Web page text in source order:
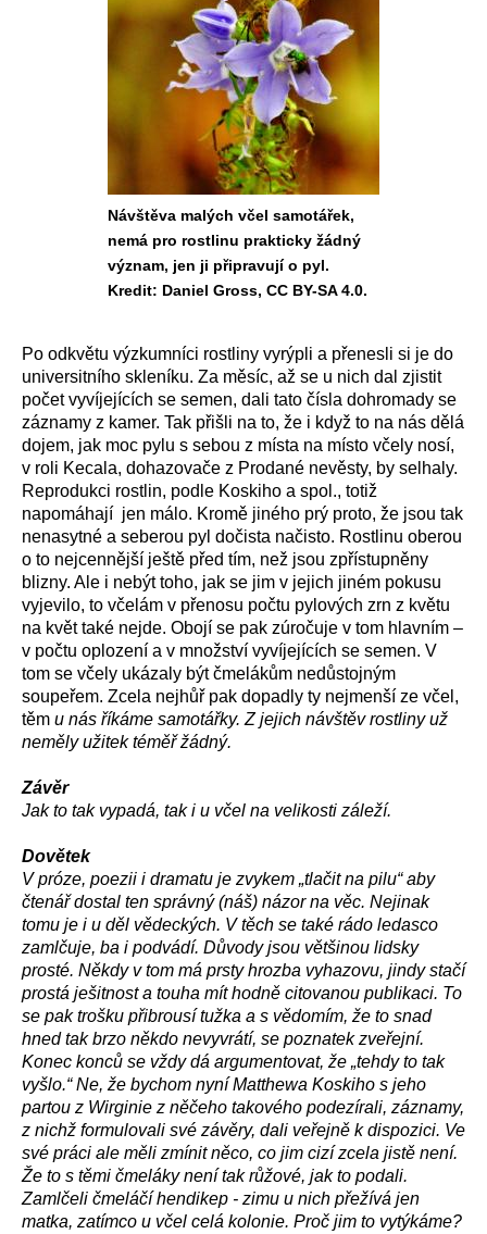
Návštěva malých včel samotářek,
nemá pro rostlinu prakticky žádný
význam, jen ji připravují o pyl.
Kredit: Daniel Gross, CC BY-SA 4.0.
Po odkvětu výzkumníci rostliny vyrýpli a přenesli si je do
universitního skleníku. Za měsíc, až se u nich dal zjistit
počet vyvíjejících se semen, dali tato čísla dohromady se
záznamy z kamer. Tak přišli na to, že i když to na nás dělá
dojem, jak moc pylu s sebou z místa na místo včely nosí,
v roli Kecala, dohazovače z Prodané nevěsty, by selhaly.
Reprodukci rostlin, podle Koskiho a spol., totiž
napomáhají jen málo. Kromě jiného prý proto, že jsou tak
nenasytné a seberou pyl dočista načisto. Rostlinu oberou
o to nejcennější ještě před tím, než jsou zpřístupněny
blizny. Ale i nebýt toho, jak se jim v jejich jiném pokusu
vyjevilo, to včelám v přenosu počtu pylových zrn z květu
na květ také nejde. Obojí se pak zúročuje v tom hlavním –
v počtu oplození a v množství vyvíjejících se semen. V
tom se včely ukázaly být čmelákům nedůstojným
soupeřem. Zcela nejhůř pak dopadly ty nejmenší ze včel,
těm u nás říkáme samotářky. Z jejich návštěv rostliny už
neměly užitek téměř žádný.
Závěr
Jak to tak vypadá, tak i u včel na velikosti záleží.
Dovětek
V próze, poezii i dramatu je zvykem „tlačit na pilu“ aby
čtenář dostal ten správný (náš) názor na věc. Nejinak
tomu je i u děl vědeckých. V těch se také rádo ledasco
zamlčuje, ba i podvádí. Důvody jsou většinou lidsky
prosté. Někdy v tom má prsty hrozba vyhazovu, jindy stačí
prostá ješitnost a touha mít hodně citovanou publikaci. To
se pak trošku přibrousí tužka a s vědomím, že to snad
hned tak brzo někdo nevyvrátí, se poznatek zveřejní.
Konec konců se vždy dá argumentovat, že „tehdy to tak
vyšlo.“ Ne, že bychom nyní Matthewa Koskiho s jeho
partou z Wirginie z něčeho takového podezírali, záznamy,
z nichž formulovali své závěry, dali veřejně k dispozici. Ve
své práci ale měli zmínit něco, co jim cizí zcela jistě není.
Že to s těmi čmeláky není tak růžové, jak to podali.
Zamlčeli čmeláčí hendikep - zimu u nich přežívá jen
matka, zatímco u včel celá kolonie. Proč jim to vytýkáme?